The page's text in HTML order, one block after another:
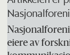
eiere av